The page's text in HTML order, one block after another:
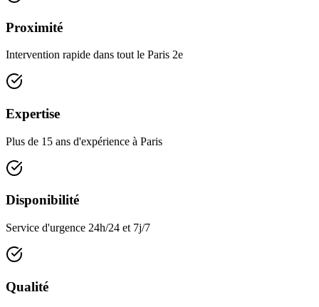
Proximité
Intervention rapide dans tout le Paris 2e
Expertise
Plus de 15 ans d'expérience à Paris
Disponibilité
Service d'urgence 24h/24 et 7j/7
Qualité